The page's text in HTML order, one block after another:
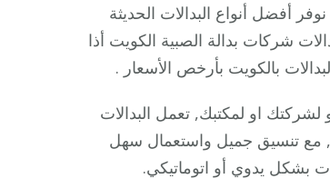
أفضل أنواع البدالات الحديثة
شركات بدالة الصبية الكويت أذا
بالكويت بأرخص الأسعار .
لشركتك او لمكتبك, تعمل البدالات
مع تنسيق جميل واستعمال سهل
بشكل يدوي أو اتوماتيكي.